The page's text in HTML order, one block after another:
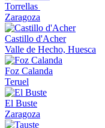
Torrellas
Zaragoza
Castillo d'Acher
Valle de Hecho, Huesca
Foz Calanda
Teruel
El Buste
Zaragoza